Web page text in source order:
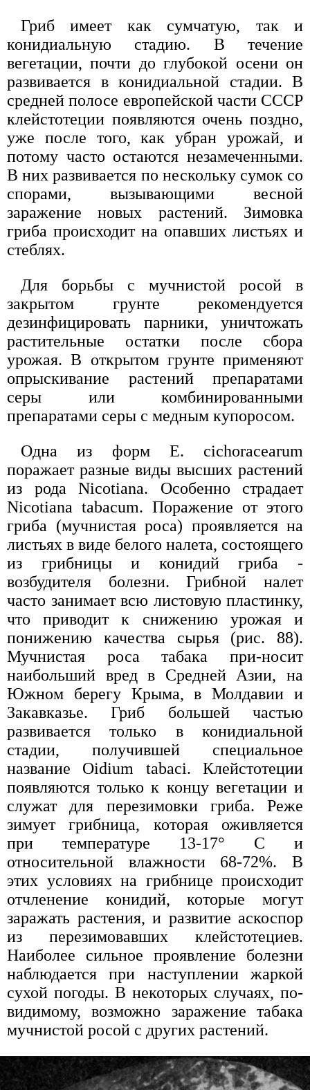
Гриб имеет как сумчатую, так и
конидиальную стадию. В течение
вегетации, почти до глубокой осени он
развивается в конидиальной стадии. В
средней полосе европейской части СССР
клейстотеции появляются очень поздно,
уже после того, как убран урожай, и
потому часто остаются незамеченными.
В них развивается по нескольку сумок со
спорами, вызывающими весной
заражение новых растений. Зимовка
гриба происходит на опавших листьях и
стеблях.
Для борьбы с мучнистой росой в
закрытом грунте рекомендуется
дезинфицировать парники, уничтожать
растительные остатки после сбора
урожая. В открытом грунте применяют
опрыскивание растений препаратами
серы или комбинированными
препаратами серы с медным купоросом.
Одна из форм Е. cichoracearum
поражает разные виды высших растений
из рода Nicotiana. Особенно страдает
Nicotiana tabacum. Поражение от этого
гриба (мучнистая роса) проявляется на
листьях в виде белого налета, состоящего
из грибницы и конидий гриба -
возбудителя болезни. Грибной налет
часто занимает всю листовую пластинку,
что приводит к снижению урожая и
понижению качества сырья (рис. 88).
Мучнистая роса табака при-носит
наибольший вред в Средней Азии, на
Южном берегу Крыма, в Молдавии и
Закавказье. Гриб большей частью
развивается только в конидиальной
стадии, получившей специальное
название Oidium tabaci. Клейстотеции
появляются только к концу вегетации и
служат для перезимовки гриба. Реже
зимует грибница, которая оживляется
при температуре 13-17° С и
относительной влажности 68-72%. В
этих условиях на грибнице происходит
отчленение конидий, которые могут
заражать растения, и развитие аскоспор
из перезимовавших клейстотециев.
Наиболее сильное проявление болезни
наблюдается при наступлении жаркой
сухой погоды. В некоторых случаях, по-
видимому, возможно заражение табака
мучнистой росой с других растений.